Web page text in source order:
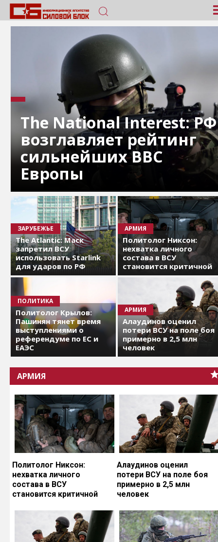
The National Interest: РФ
возглавляет рейтинг
сильнейших ВВС
Европы
ЗАРУБЕЖЬЕ
The Atlantic: Маск
запретил ВСУ
использовать Starlink
для ударов по РФ
АРМИЯ
Политолог Никсон:
нехватка личного
состава в ВСУ
становится критичной
ПОЛИТИКА
Политолог Крылов:
Пашинян тянет время
выступлениями о
референдуме по ЕС и
ЕАЭС
АРМИЯ
Алаудинов оценил
потери ВСУ на поле боя
примерно в 2,5 млн
человек
АРМИЯ
Политолог Никсон:
нехватка личного
состава в ВСУ
становится критичной
Алаудинов оценил
потери ВСУ на поле боя
примерно в 2,5 млн
человек